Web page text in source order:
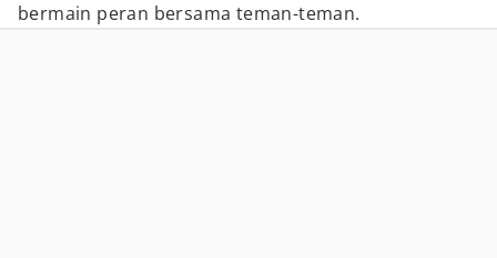
bermain peran bersama teman-teman.